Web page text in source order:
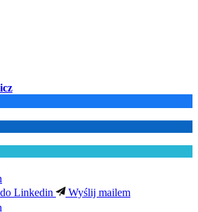
Linkedin
Wyślij mailem